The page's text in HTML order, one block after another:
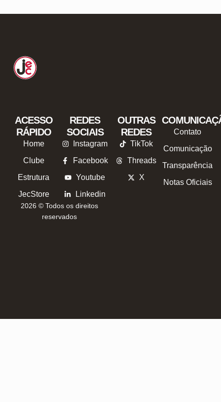
ACESSO
RÁPIDO
Home
Clube
Estrutura
JecStore
REDES
SOCIAIS
Instagram
Facebook
Youtube
Linkedin
OUTRAS
REDES
TikTok
Threads
X
Contato
Comunicação
Transparência
Notas Oficiais
2026 © Todos os direitos
reservados